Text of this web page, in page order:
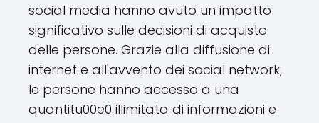
social media hanno avuto un impatto
significativo sulle decisioni di acquisto
delle persone. Grazie alla diffusione di
internet e all'avvento dei social network,
le persone hanno accesso a una
quantitu00e0 illimitata di informazioni e